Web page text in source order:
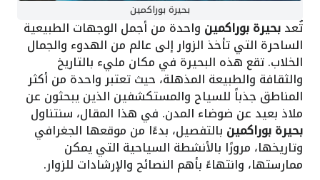
بحيرة بوراكمين
تُعدبحيرة بوراكمين واحدة من أجمل الوجهات الطبيعية
الساحرة التي تأخذ الزوار إلى عالم من الهدوء والجمال
الخلاب. تقع هذه البحيرة في مكان مليء بالتاريخ
والثقافة والطبيعة المذهلة، حيث تعتبر واحدة من أكثر
المناطق جذباً للسياح والمستكشفين الذين يبحثون عن
ملاذ بعيد عن ضوضاء المدن. في هذا المقال، سنتناول
بحيرة بوراكمين بالتفصيل، بدءًا من موقعها الجغرافي
وتاريخها، مرورًا بالأنشطة السياحية التي يمكن
ممارستها، وانتهاءً بأهم النصائح والإرشادات للزوار.